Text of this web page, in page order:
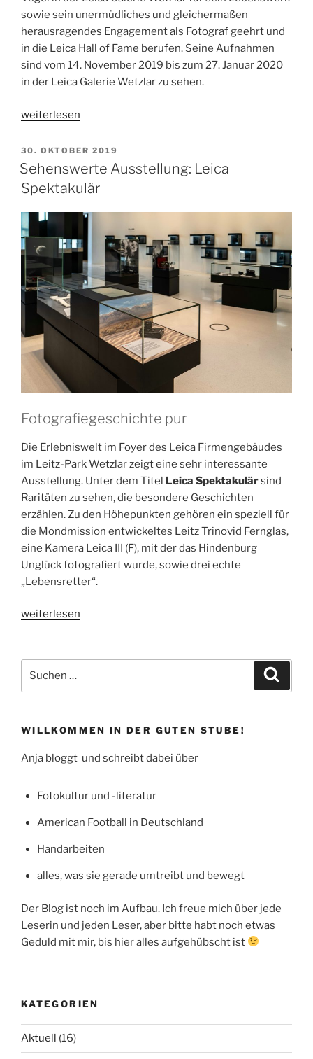
sowie sein unermüdliches und gleichermaßen
herausragendes Engagement als Fotograf geehrt und
in die Leica Hall of Fame berufen. Seine Aufnahmen
sind vom 14. November 2019 bis zum 27. Januar 2020
in der Leica Galerie Wetzlar zu sehen.
„Walter
in
die
Leica
Hall
of
Fame
berufen“
weiterlesen
VERÖFFENTLICHT
AM
30. OKTOBER 2019
Sehenswerte Ausstellung: Leica
Spektakulär
Fotografiegeschichte pur
Die Erlebniswelt im Foyer des Leica Firmengebäudes
im Leitz-Park Wetzlar zeigt eine sehr interessante
Ausstellung. Unter dem Titel Leica Spektakulärsind
Raritäten zu sehen, die besondere Geschichten
erzählen. Zu den Höhepunkten gehören ein speziell für
die Mondmission entwickeltes Leitz Trinovid Fernglas,
eine Kamera Leica III (F), mit der das Hindenburg
Unglück fotografiert wurde, sowie drei echte
„Lebensretter“.
„Sehenswerte
Spektakulär“
weiterlesen
nach:
WILLKOMMEN IN DER GUTEN STUBE!
Anja bloggt und schreibt dabei über
Fotokultur und -literatur
American Football in Deutschland
Handarbeiten
alles, was sie gerade umtreibt und bewegt
Der Blog ist noch im Aufbau. Ich freue mich über jede
Leserin und jeden Leser, aber bitte habt noch etwas
Geduld mit mir, bis hier alles aufgehübscht ist
KATEGORIEN
Aktuell (16)